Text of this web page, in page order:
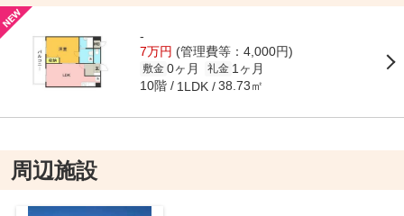
-
7万円 (管理費等：4,000円)
敷金 0ヶ月 礼金 1ヶ月
10階 1LDK 38.73㎡
周辺施設